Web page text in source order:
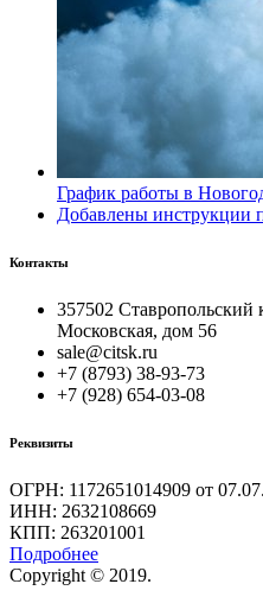
График работы в
Добавлены инструкции
Контакты
357502 Ставропольский
Московская, дом 56
sale@citsk.ru
+7 (8793) 38-93-73
+7 (928) 654-03-08
Реквизиты
ОГРН: 1172651014909 от
ИНН: 2632108669
КПП: 263201001
Подробнее
Copyright © 2019.